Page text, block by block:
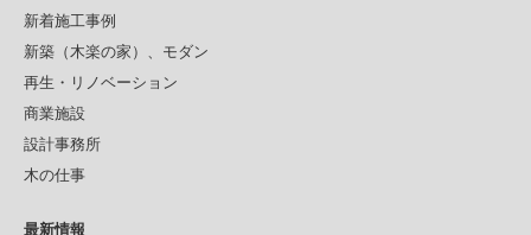
新着施工事例
新築（木楽の家）、モダン
再生・リノベーション
商業施設
設計事務所
木の仕事
最新情報